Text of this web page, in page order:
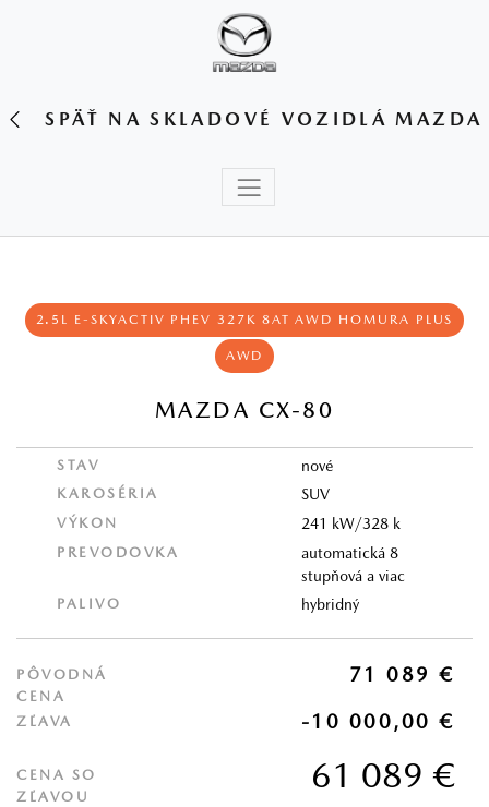
SPÄŤ NA SKLADOVÉ VOZIDLÁ MAZDA
2.5L E‑SKYACTIV PHEV 327K 8AT AWD HOMURA PLUS
AWD
MAZDA CX-80
STAV nové
KAROSÉRIA SUV
VÝKON 241 kW/328 k
PREVODOVKA
automatická 8
stupňová a viac
PALIVO hybridný
PÔVODNÁ
CENA
71 089 €
ZĽAVA -10 000,00 €
CENA SO
ZĽAVOU
61 089 €